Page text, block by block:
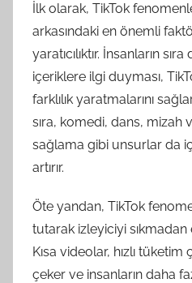
İlk olarak, TikTok
arkasındaki en önemli
yaratıcılıktır. İnsanların
içeriklere ilgi duyması,
farklılık yaratmalarını
sıra, komedi, dans, mizah
sağlama gibi unsurlar da
artırır.
Öte yandan, TikTok
tutarak izleyiciyi sıkmadan
Kısa videolar, hızlı
çeker ve insanların daha